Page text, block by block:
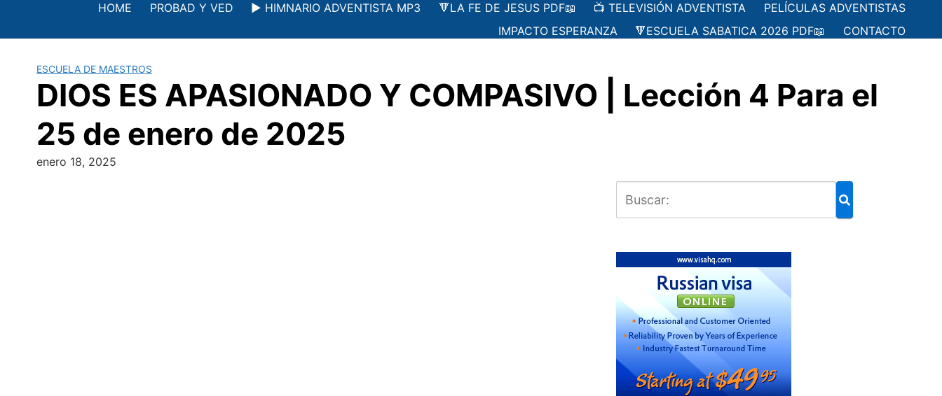
contenido
HOME PROBAD Y VED ▶️ HIMNARIO ADVENTISTA MP3 🔻LA FE DE JESUS PDF📖 📺 TELEVISIÓN ADVENTISTA
PELÍCULAS ADVENTISTAS
IMPACTO ESPERANZA
🔻ESCUELA SABATICA 2026 PDF📖 CONTACTO
ESCUELA DE MAESTROS
DIOS ES APASIONADO Y COMPASIVO | Lección 4 Para el
25 de enero de 2025
enero 18, 2025